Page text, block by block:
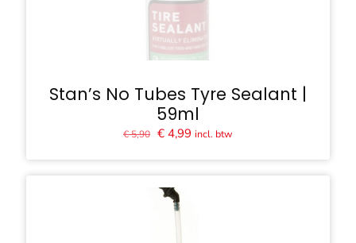
Stan’s No Tubes Tyre Sealant |
59ml
€5,90 Oorspronkelijke
€ 4,99 Huidige
incl. btw